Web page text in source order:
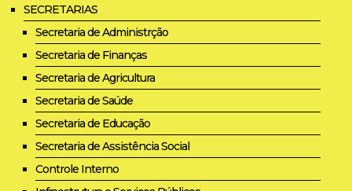
SECRETARIAS
Secretaria de Administrção
Secretaria de Finanças
Secretaria de Agricultura
Secretaria de Saúde
Secretaria de Educação
Secretaria de Assistência Social
Controle Interno